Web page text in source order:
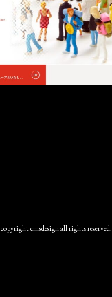
copyright cmsdesign all rights reserved.